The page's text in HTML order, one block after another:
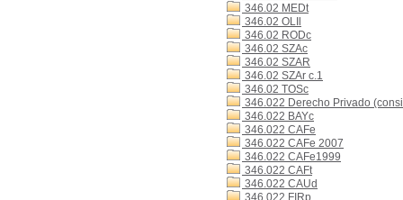
346.02 MEDt
346.02 OLIl
346.02 RODc
346.02 SZAc
346.02 SZAR
346.02 SZAr c.1
346.02 TOSc
346.022 Derecho Privado
346.022 BAYc
346.022 CAFe
346.022 CAFe 2007
346.022 CAFe1999
346.022 CAFt
346.022 CAUd
346.022 FIRp